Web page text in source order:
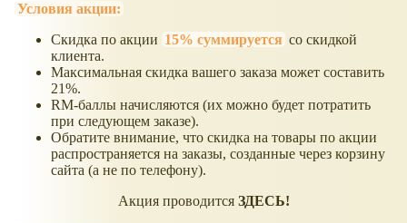
Условия акции:
Скидка по акции 15% суммируется со скидкой
клиента.
Максимальная скидка вашего заказа может составить
21%.
RM-баллы начисляются (их можно будет потратить
при следующем заказе).
Обратите внимание, что скидка на товары по акции
распространяется на заказы, созданные через корзину
сайта (а не по телефону).
Акция проводится ЗДЕСЬ!